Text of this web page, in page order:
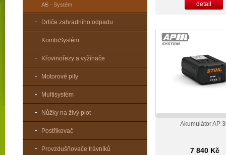
AS - Systém
Drtiče zahradního odpadu
KombiSystém
Křovinořezy a vyžínače
Motorové pily
Multisystém
Nůžky na živý plot
Postřikovač
Provzdušňovače trávníků
detail
Akumulátor AP
7 840 Kč